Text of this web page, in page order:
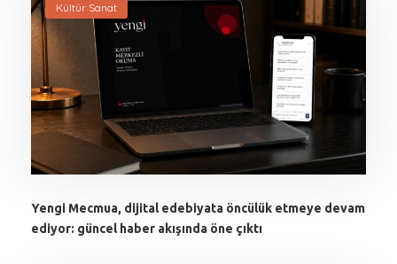
Kültür Sanat
Yengi Mecmua, dijital edebiyata öncülük etmeye devam
ediyor: güncel haber akışında öne çıktı